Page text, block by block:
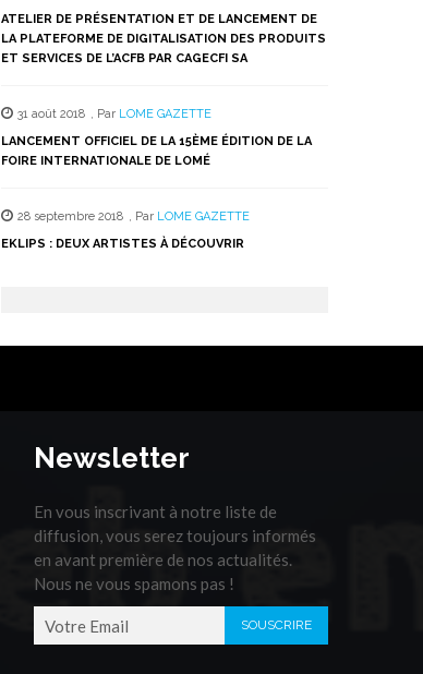
ATELIER DE PRÉSENTATION ET DE LANCEMENT DE
LA PLATEFORME DE DIGITALISATION DES PRODUITS
ET SERVICES DE L’ACFB PAR CAGECFI SA
31 août 2018 , Par LOME GAZETTE
LANCEMENT OFFICIEL DE LA 15ÈME ÉDITION DE LA
FOIRE INTERNATIONALE DE LOMÉ
28 septembre 2018 , Par LOME GAZETTE
EKLIPS : DEUX ARTISTES À DÉCOUVRIR
Newsletter
En vous inscrivant à notre liste de
diffusion, vous serez toujours informés
en avant première de nos actualités.
Nous ne vous spamons pas !